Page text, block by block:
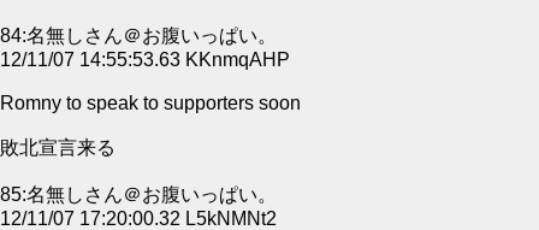
84:名無しさん＠お腹いっぱい。
12/11/07 14:55:53.63 KKnmqAHP
Romny to speak to supporters soon
敗北宣言来る
85:名無しさん＠お腹いっぱい。
12/11/07 17:20:00.32 L5kNMNt2